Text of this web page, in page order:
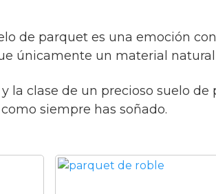
de parquet es una emoción
únicamente un material
la clase de un precioso suelo de
como siempre has soñado.